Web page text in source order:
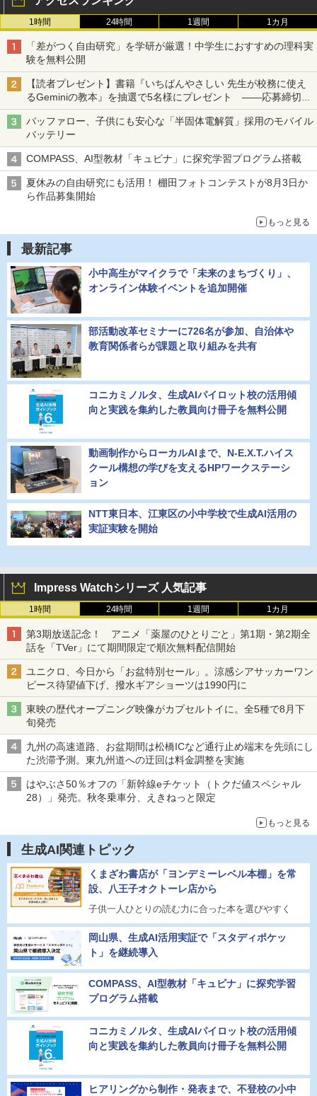
1時間 24時間 1週間 1カ月
「差がつく自由研究」を学研が厳選！中学生におすすめの理科実
験を無料公開
【読者プレゼント】書籍『いちばんやさしい 先生が校務に使え
るGeminiの教本』を抽選で5名様にプレゼント ――応募締切は
2026年8月12日（水）まで
バッファロー、子供にも安心な「半固体電解質」採用のモバイル
バッテリー
COMPASS、AI型教材「キュビナ」に探究学習プログラム搭載
夏休みの自由研究にも活用！ 棚田フォトコンテストが8月3日か
ら作品募集開始
もっと見る
最新記事
小中高生がマイクラで「未来のまちづくり」、
オンライン体験イベントを追加開催
部活動改革セミナーに726名が参加、自治体や
教育関係者らが課題と取り組みを共有
コニカミノルタ、生成AIパイロット校の活用傾
向と実践を集約した教員向け冊子を無料公開
動画制作からローカルAIまで、N-E.X.T.ハイス
クール構想の学びを支えるHPワークステーシ
ョン
NTT東日本、江東区の小中学校で生成AI活用の
実証実験を開始
Impress Watchシリーズ 人気記事
1時間 24時間 1週間 1カ月
第3期放送記念！ アニメ「薬屋のひとりごと」第1期・第2期全
話を「TVer」にて期間限定で順次無料配信開始
ユニクロ、今日から「お盆特別セール」。涼感シアサッカーワン
ピース待望値下げ、撥水ギアショーツは1990円に
東映の歴代オープニング映像がカプセルトイに。全5種で8月下
旬発売
九州の高速道路、お盆期間は松橋ICなど通行止め端末を先頭にし
た渋滞予測。東九州道への迂回は料金調整を実施
はやぶさ50％オフの「新幹線eチケット（トクだ値スペシャル
28）」発売。秋冬乗車分、えきねっと限定
もっと見る
生成AI関連トピック
くまざわ書店が「ヨンデミーレベル本棚」を常
設、八王子オクトーレ店から
子供一人ひとりの読む力に合った本を選びやすく
岡山県、生成AI活用実証で「スタディポケッ
ト」を継続導入
COMPASS、AI型教材「キュビナ」に探究学習
プログラム搭載
コニカミノルタ、生成AIパイロット校の活用傾
向と実践を集約した教員向け冊子を無料公開
ヒアリングから制作・発表まで、不登校の小中